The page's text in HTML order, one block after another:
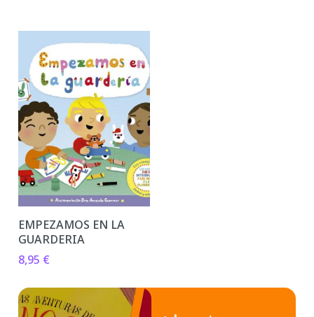
EMPEZAMOS EN LA
GUARDERIA
8,95 €